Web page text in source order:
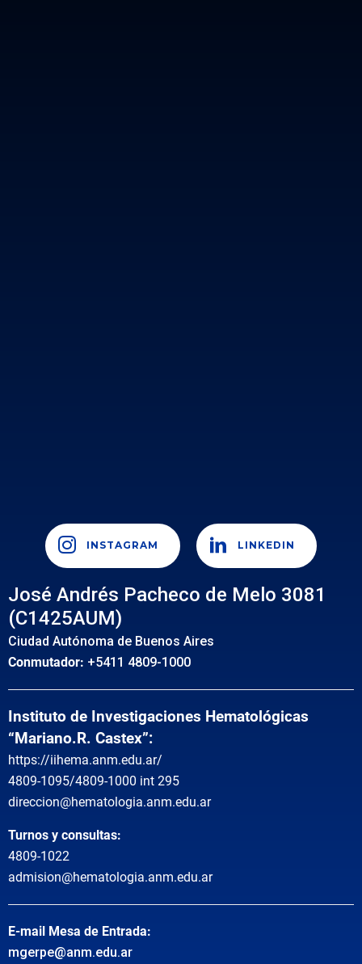
INSTAGRAM LINKEDIN
José Andrés Pacheco de Melo 3081
(C1425AUM)
Ciudad Autónoma de Buenos Aires
Conmutador: +5411 4809-1000
Instituto de Investigaciones Hematológicas
“Mariano.R. Castex”:
https://iihema.anm.edu.ar/
4809-1095/4809-1000 int 295
direccion@hematologia.anm.edu.ar
Turnos y consultas:
4809-1022
admision@hematologia.anm.edu.ar
E-mail Mesa de Entrada:
mgerpe@anm.edu.ar